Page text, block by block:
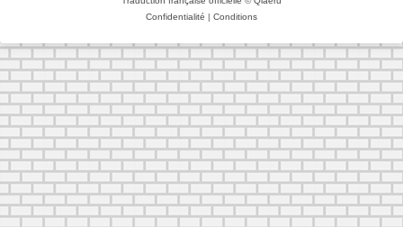
Confidentialité | Conditions